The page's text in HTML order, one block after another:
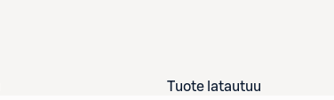
Tuote latautuu